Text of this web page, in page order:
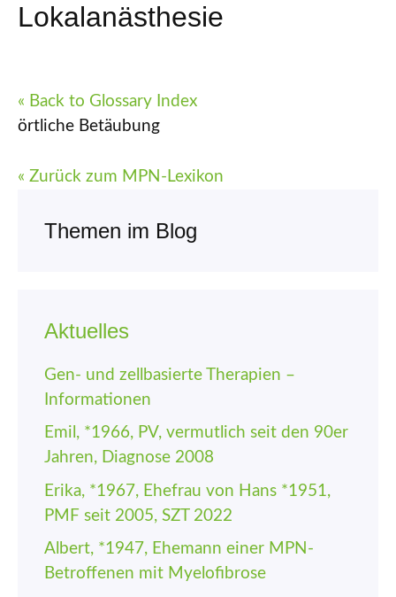
Lokalanästhesie
« Back to Glossary Index
örtliche Betäubung
« Zurück zum MPN-Lexikon
Themen im Blog
Aktuelles
Gen- und zellbasierte Therapien –
Informationen
Emil, *1966, PV, vermutlich seit den 90er
Jahren, Diagnose 2008
Erika, *1967, Ehefrau von Hans *1951,
PMF seit 2005, SZT 2022
Albert, *1947, Ehemann einer MPN-
Betroffenen mit Myelofibrose